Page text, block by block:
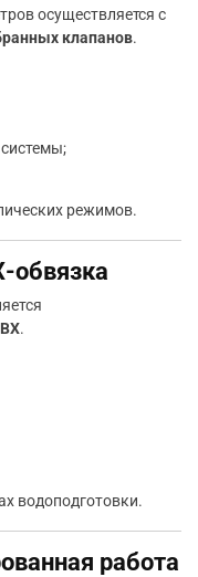
осуществляется с
клапанов.
режимов.
обвязка
.
водоподготовки.
работа